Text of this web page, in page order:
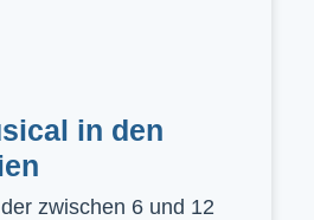
in den
zwischen 6 und 12